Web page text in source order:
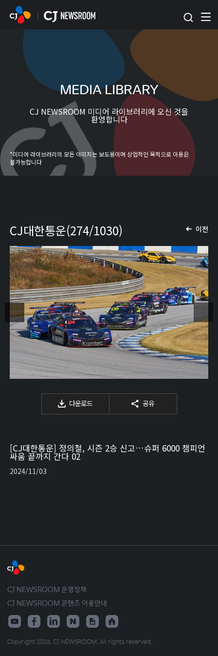
본문 바로가기
MEDIA LIBRARY
CJ NEWSROOM 미디어 라이브러리에 오신 것을
환영합니다
*미디어 라이브러리의 모든 이미지는 보도용이며 상업적인 목적으로 이용은
불가능합니다
이전
CJ대한통운(274/1030)
다운로드 공유
[CJ대한통운] 정의철, 시즌 2승 신고…슈퍼 6000 챔피언
싸움 끝까지 간다 02
2024/11/03
CJ NEWSROOM 운영정책
CJ NEWSROOM 콘텐츠 이용안내
Copyright 2026. CJ NEWSROOM. All rights reserved.